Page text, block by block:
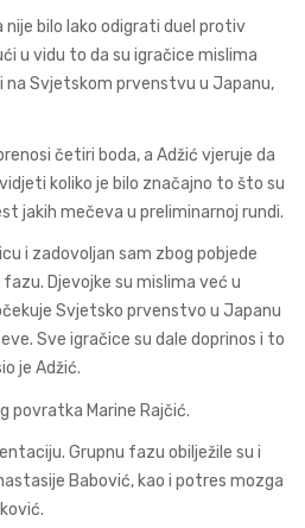
bilo lako odigrati duel protiv
u vidu to da su igračice mislima
na Svjetskom prvenstvu u Japanu,
četiri boda, a Adžić vjeruje da
koliko je bilo značajno to što su
jakih mečeva u preliminarnoj rundi.
i zadovoljan sam zbog pobjede
Djevojke su mislima već u
Svjetsko prvenstvo u Japanu
Sve igračice su dale doprinos i to
je Adžić.
povratka Marine Rajčić.
Grupnu fazu obilježile su i
Babović, kao i potres mozga